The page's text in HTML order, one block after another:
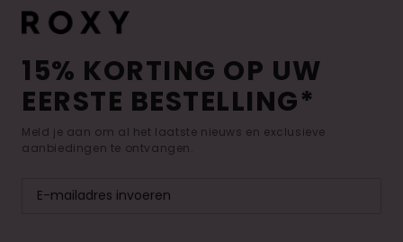
15% KORTING OP UW
EERSTE BESTELLING*
Meld je aan om al het laatste nieuws en exclusieve
aanbiedingen te ontvangen.